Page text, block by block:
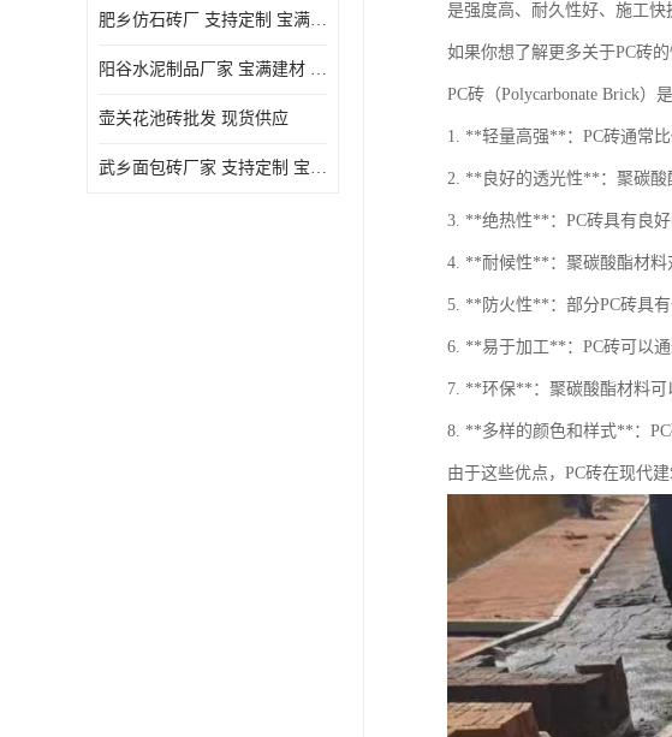
肥乡仿石砖厂 支持定制 宝满建材
‌阳谷水泥制品厂家 宝满建材 支持定制
壶关花池砖批发 现货供应
武乡面包砖厂家 支持定制 宝满建材
是强度高、耐久性好、施工快
如果你想了解更多关于PC砖
PC砖（Polycarbonate Brick）
1. **轻量高强**：PC砖通常
2. **良好的透光性**：聚碳酸
3. **绝热性**：PC砖具有良
4. **耐候性**：聚碳酸酯材料
5. **防火性**：部分PC砖具
6. **易于加工**：PC砖可以
7. **环保**：聚碳酸酯材料可
8. **多样的颜色和样式**：
由于这些优点，PC砖在现代